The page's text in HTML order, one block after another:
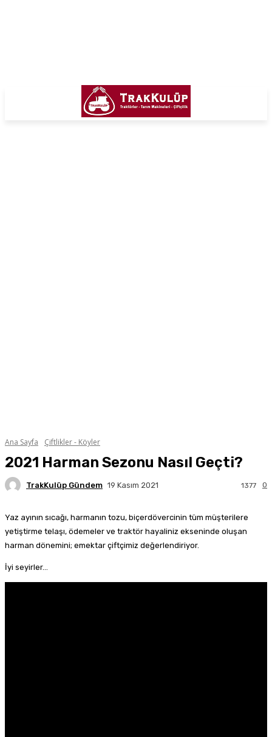
Ana Sayfa Çiftlikler - Köyler
2021 Harman Sezonu Nasıl Geçti?
TrakKulüp Gündem 19 Kasım 2021 0
1377
Yaz ayının sıcağı, harmanın tozu, biçerdövercinin tüm müşterilere
yetiştirme telaşı, ödemeler ve traktör hayaliniz ekseninde oluşan
harman dönemini; emektar çiftçimiz değerlendiriyor.
İyi seyirler…